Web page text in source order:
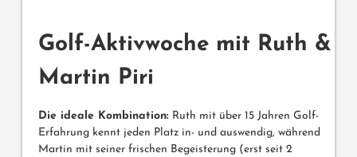
Golf-Aktivwoche mit Ruth &
Martin Piri
Die ideale Kombination: Ruth mit über 15 Jahren Golf-
Erfahrung kennt jeden Platz in- und auswendig, während
Martin mit seiner frischen Begeisterung (erst seit 2